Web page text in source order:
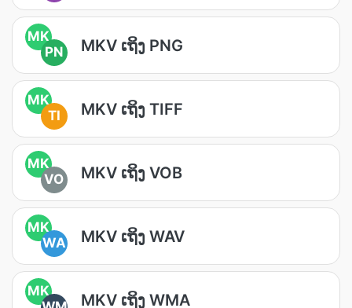
MK
PN
MKV ເຖິງ PNG
MK
TI
MKV ເຖິງ TIFF
MK
VO
MKV ເຖິງ VOB
MK
WA
MKV ເຖິງ WAV
MK
MKV ເຖິງ WMA